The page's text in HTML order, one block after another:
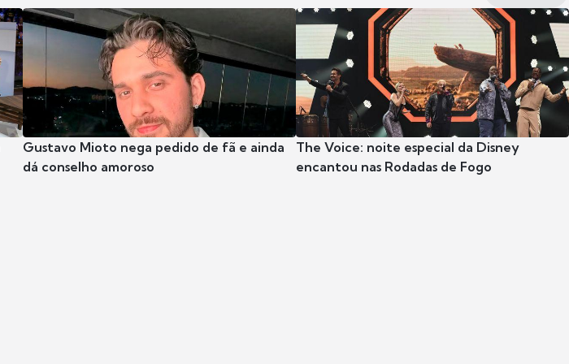
Gustavo Mioto nega pedido de fã e ainda
dá conselho amoroso
The Voice: noite especial da Disney
encantou nas Rodadas de Fogo